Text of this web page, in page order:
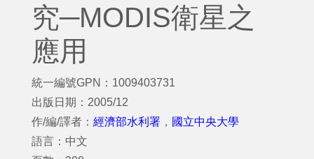
究─MODIS衛星之
應用
統一編號GPN：1009403731
出版日期：2005/12
作/編/譯者： 經濟部水利署 ， 國立中央大學
語言：中文